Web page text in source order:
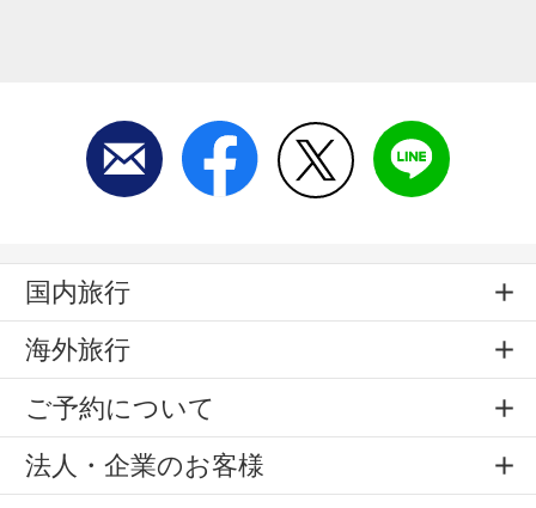
国内旅行
海外旅行
ご予約について
法人・企業のお客様